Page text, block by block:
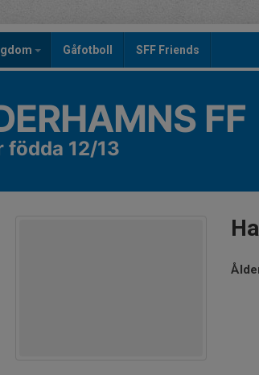
Gåfotboll SFF Friends
FF
födda 12/13